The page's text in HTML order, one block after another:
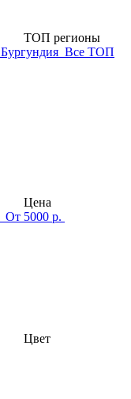
ТОП регионы
Бургундия Все ТОП
Цена
От 5000 р.
Цвет